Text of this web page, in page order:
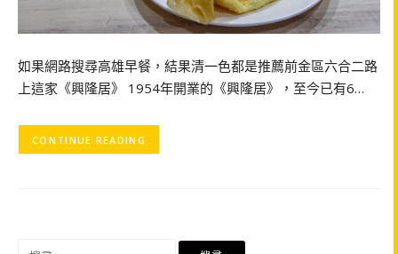
如果網路搜尋高雄早餐，結果清一色都是推薦前金區六合二路
上這家《興隆居》 1954年開業的《興隆居》，至今已有6…
CONTINUE READING